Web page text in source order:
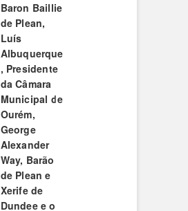
Baron Baillie
de Plean,
Luís
Albuquerque
, Presidente
da Câmara
Municipal de
Ourém,
George
Alexander
Way, Barão
de Plean e
Xerife de
Dundee e o